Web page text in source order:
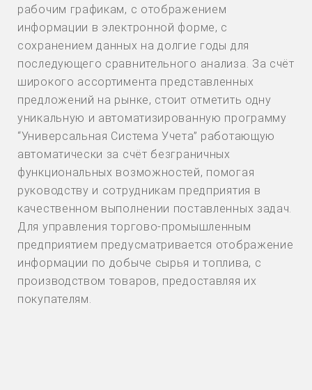
рабочим графикам, с отображением
информации в электронной форме, с
сохранением данных на долгие годы для
последующего сравнительного анализа. За счёт
широкого ассортимента представленных
предложений на рынке, стоит отметить одну
уникальную и автоматизированную программу
“Универсальная Система Учета” работающую
автоматически за счёт безграничных
функциональных возможностей, помогая
руководству и сотрудникам предприятия в
качественном выполнении поставленных задач.
Для управления торгово-промышленным
предприятием предусматривается отображение
информации по добыче сырья и топлива, с
производством товаров, предоставляя их
покупателям.